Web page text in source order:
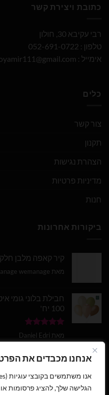
אנחנו מכבדים את
הגלישה שלך, להציג פרסומות
כתובת ויצירת קשר
רבי עקיבא 30, חולון
טלפון : 052-691-0722
אימייל :
כלים
צור קשר
תקנון
הצהרת נגישות
מדיניות פרטיות
חנות
ביקורות אחרונות
קיר קאפה מלבן חלק 1.80X90 מטר
מאת wemanage wemanage
100 יח'
דורג5מתוך
5
מאת Daniel Edri
דורג 5מתוך
5
מאת wemanage wemanage